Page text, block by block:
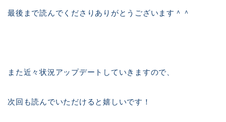
最後まで読んでくださりありがとうございます＾＾
また近々状況アップデートしていきますので、
次回も読んでいただけると嬉しいです！